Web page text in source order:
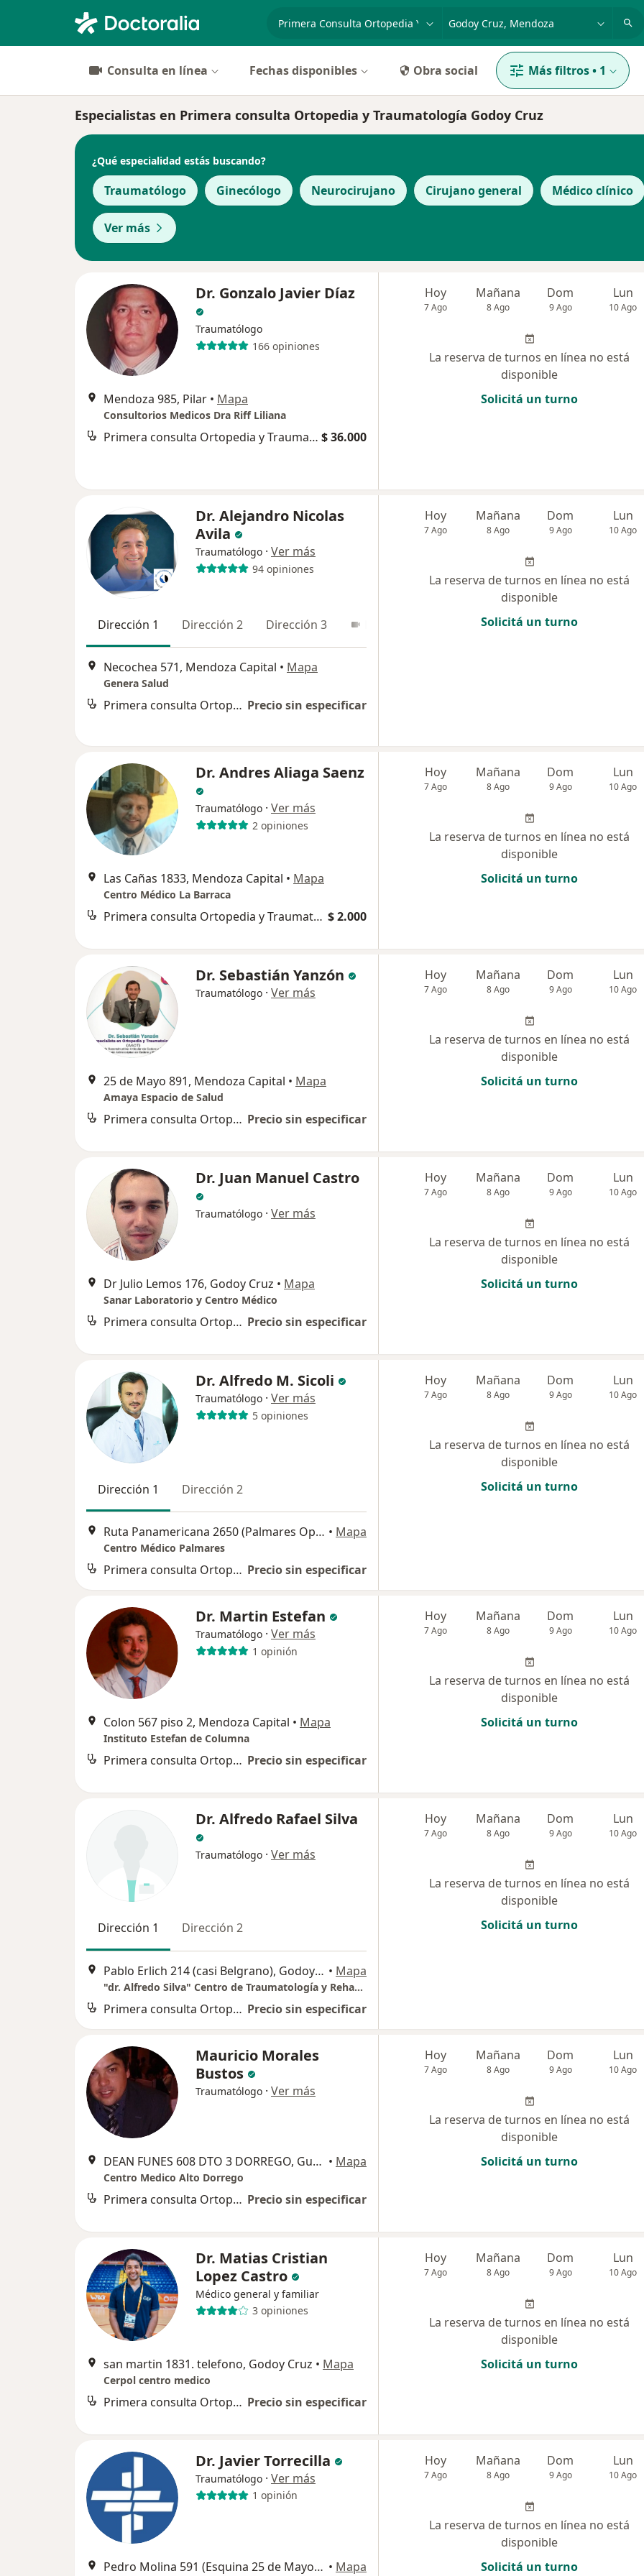
Consulta en línea Fechas disponibles Obra social Más filtros• 1
Especialistas en Primera consulta Ortopedia y Traumatología Godoy Cruz
¿Qué especialidad estás buscando?
Traumatólogo Ginecólogo Neurocirujano Cirujano general Médico clínico
Ver más
Dr. Gonzalo Javier Díaz
Traumatólogo
166 opiniones
Mendoza 985, Pilar • Mapa
Consultorios Medicos Dra Riff Liliana
Primera consulta Ortopedia y Traumatología $ 36.000
Hoy
7 Ago
Mañana
8 Ago
Dom
9 Ago
Lun
10 Ago
La reserva de turnos en línea no está
disponible
Solicitá un turno
Dr. Alejandro Nicolas
Avila
Traumatólogo · Ver más
94 opiniones
Dirección 1 Dirección 2 Dirección 3
Necochea 571, Mendoza Capital • Mapa
Genera Salud
Primera consulta Ortopedia y Traumatología Precio sin especificar
Hoy
7 Ago
Mañana
8 Ago
Dom
9 Ago
Lun
10 Ago
La reserva de turnos en línea no está
disponible
Solicitá un turno
Dr. Andres Aliaga Saenz
Traumatólogo · Ver más
2 opiniones
Las Cañas 1833, Mendoza Capital • Mapa
Centro Médico La Barraca
Primera consulta Ortopedia y Traumatología $ 2.000
Hoy
7 Ago
Mañana
8 Ago
Dom
9 Ago
Lun
10 Ago
La reserva de turnos en línea no está
disponible
Solicitá un turno
Dr. Sebastián Yanzón
Traumatólogo · Ver más
25 de Mayo 891, Mendoza Capital • Mapa
Amaya Espacio de Salud
Primera consulta Ortopedia y Traumatología Precio sin especificar
Hoy
7 Ago
Mañana
8 Ago
Dom
9 Ago
Lun
10 Ago
La reserva de turnos en línea no está
disponible
Solicitá un turno
Dr. Juan Manuel Castro
Traumatólogo · Ver más
Dr Julio Lemos 176, Godoy Cruz • Mapa
Sanar Laboratorio y Centro Médico
Primera consulta Ortopedia y Traumatología Precio sin especificar
Hoy
7 Ago
Mañana
8 Ago
Dom
9 Ago
Lun
10 Ago
La reserva de turnos en línea no está
disponible
Solicitá un turno
Dr. Alfredo M. Sicoli
Traumatólogo · Ver más
5 opiniones
Dirección 1 Dirección 2
Ruta Panamericana 2650 (Palmares Open Mall), Godoy Cruz • Mapa
Centro Médico Palmares
Primera consulta Ortopedia y Traumatología Precio sin especificar
Hoy
7 Ago
Mañana
8 Ago
Dom
9 Ago
Lun
10 Ago
La reserva de turnos en línea no está
disponible
Solicitá un turno
Dr. Martin Estefan
Traumatólogo · Ver más
1 opinión
Colon 567 piso 2, Mendoza Capital • Mapa
Instituto Estefan de Columna
Primera consulta Ortopedia y Traumatología Precio sin especificar
Hoy
7 Ago
Mañana
8 Ago
Dom
9 Ago
Lun
10 Ago
La reserva de turnos en línea no está
disponible
Solicitá un turno
Dr. Alfredo Rafael Silva
Traumatólogo · Ver más
Dirección 1 Dirección 2
Pablo Erlich 214 (casi Belgrano), Godoy Cruz • Mapa
"dr. Alfredo Silva" Centro de Traumatología y Rehabilitación
Primera consulta Ortopedia y Traumatología Precio sin especificar
Hoy
7 Ago
Mañana
8 Ago
Dom
9 Ago
Lun
10 Ago
La reserva de turnos en línea no está
disponible
Solicitá un turno
Mauricio Morales
Bustos
Traumatólogo · Ver más
DEAN FUNES 608 DTO 3 DORREGO, Guaymallen • Mapa
Centro Medico Alto Dorrego
Primera consulta Ortopedia y Traumatología Precio sin especificar
Hoy
7 Ago
Mañana
8 Ago
Dom
9 Ago
Lun
10 Ago
La reserva de turnos en línea no está
disponible
Solicitá un turno
Dr. Matias Cristian
Lopez Castro
Médico general y familiar
3 opiniones
san martin 1831. telefono, Godoy Cruz • Mapa
Cerpol centro medico
Primera consulta Ortopedia y Traumatología Precio sin especificar
Hoy
7 Ago
Mañana
8 Ago
Dom
9 Ago
Lun
10 Ago
La reserva de turnos en línea no está
disponible
Solicitá un turno
Dr. Javier Torrecilla
Traumatólogo · Ver más
1 opinión
Pedro Molina 591 (Esquina 25 de Mayo), Mendoza Capital • Mapa
Hoy
7 Ago
Mañana
8 Ago
Dom
9 Ago
Lun
10 Ago
La reserva de turnos en línea no está
disponible
Solicitá un turno